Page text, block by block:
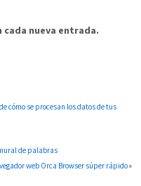
nueva entrada.
cómo se procesan los datos de tus
de palabras
web Orca Browser súper rápido»